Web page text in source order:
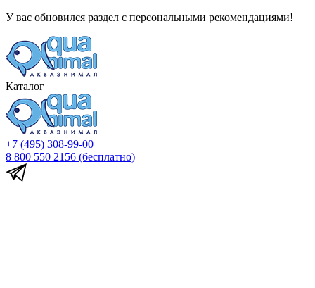
У вас обновился раздел с персональными рекомендациями!
Каталог
+7 (495) 308-99-00
8 800 550 2156 (бесплатно)